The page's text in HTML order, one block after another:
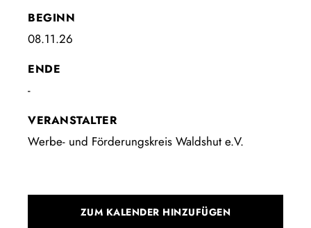
BEGINN
08.11.26
ENDE
-
VERANSTALTER
Werbe- und Förderungskreis Waldshut e.V.
ZUM KALENDER HINZUFÜGEN